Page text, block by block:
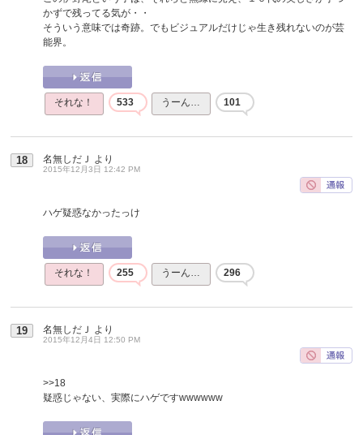
かずで残ってる気が・・
そういう意味では奇跡。でもビジュアルだけじゃ生き残れないのが芸
能界。
それな！ 533 うーん… 101
18 名無しだＪ より
2015年12月3日 12:42 PM
ハゲ疑惑なかったっけ
それな！ 255 うーん… 296
19 名無しだＪ より
2015年12月4日 12:50 PM
>>18
疑惑じゃない、実際にハゲですwwwwww